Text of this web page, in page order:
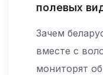
полевых
Зачем
вместе с
мониторят